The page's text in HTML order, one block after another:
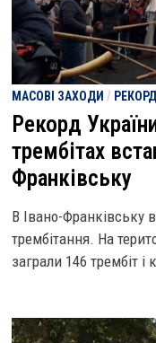
МАСОВІ ЗАХОДИ /
Рекорд
трембітах
Франківську
В Івано-Франківську
трембітання. На
заграли 146 трембіт і